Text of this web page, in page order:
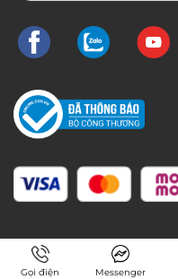
Gọi điện Messenger